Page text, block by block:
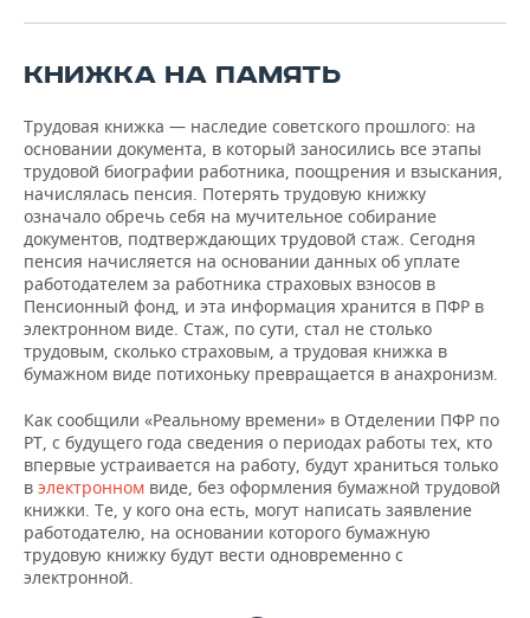
КИБЕРСПОРТ
ФИГУРНОЕ КАТАНИЕ
ВОДНЫЕ ВИДЫ СПОРТА
ХОККЕЙ С МЯЧОМ
КУЛЬТУРА
МЕДИЦИНА
ОБРАЗОВАНИЕ
ПРОИСШЕСТВИЯ
СПИСОК КОМПАНИЙ
КНИЖКА НА ПАМЯТЬ
Трудовая книжка — наследие советского прошлого: на
основании документа, в который заносились все этапы
трудовой биографии работника, поощрения и взыскания,
начислялась пенсия. Потерять трудовую книжку
означало обречь себя на мучительное собирание
документов, подтверждающих трудовой стаж. Сегодня
пенсия начисляется на основании данных об уплате
работодателем за работника страховых взносов в
Пенсионный фонд, и эта информация хранится в ПФР в
электронном виде. Стаж, по сути, стал не столько
трудовым, сколько страховым, а трудовая книжка в
бумажном виде потихоньку превращается в анахронизм.
Как сообщили «Реальному времени» в Отделении ПФР по
РТ, с будущего года сведения о периодах работы тех, кто
впервые устраивается на работу, будут храниться только
в электронном виде, без оформления бумажной трудовой
книжки. Те, у кого она есть, могут написать заявление
работодателю, на основании которого бумажную
трудовую книжку будут вести одновременно с
электронной.